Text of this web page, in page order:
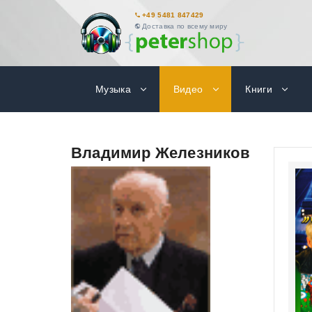
+49 5481 847429
Доставка по всему миру
Музыка Видео Книги
Владимир Железников